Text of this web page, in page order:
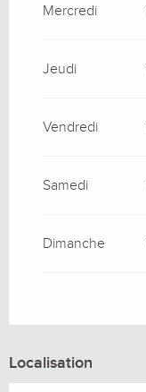
Mercredi
Jeudi
Vendredi
Samedi
Dimanche
Localisation